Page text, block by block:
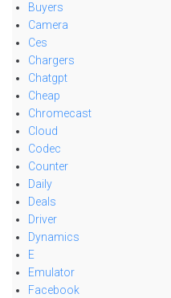
Buyers
Camera
Ces
Chargers
Chatgpt
Cheap
Chromecast
Cloud
Codec
Counter
Daily
Deals
Driver
Dynamics
E
Emulator
Facebook